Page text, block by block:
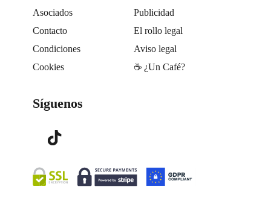
Asociados
Publicidad
Contacto
El rollo legal
Condiciones
Aviso legal
Cookies
☕️ ¿Un Café?
Síguenos